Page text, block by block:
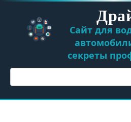
Перейти
контенту
Сайт для
секреты
Поиск: